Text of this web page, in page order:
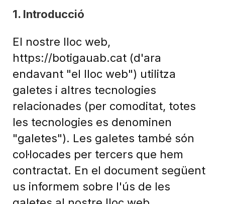
1. Introducció
El nostre lloc web,
https://botigauab.cat (d'ara
endavant "el lloc web") utilitza
galetes i altres tecnologies
relacionades (per comoditat, totes
les tecnologies es denominen
"galetes"). Les galetes també són
col·locades per tercers que hem
contractat. En el document següent
us informem sobre l'ús de les